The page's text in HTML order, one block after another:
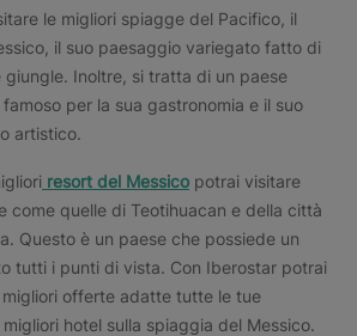
le migliori spiagge del Pacifico, il
il suo paesaggio variegato fatto di
giungle. Inoltre, si tratta di un paese
per la sua gastronomia e il suo
artistico.
resort del Messico potrai visitare
come quelle di Teotihuacan e della città
Questo è un paese che possiede un
tutti i punti di vista. Con Iberostar potrai
offerte adatte tutte le tue
hotel sulla spiaggia del Messico.